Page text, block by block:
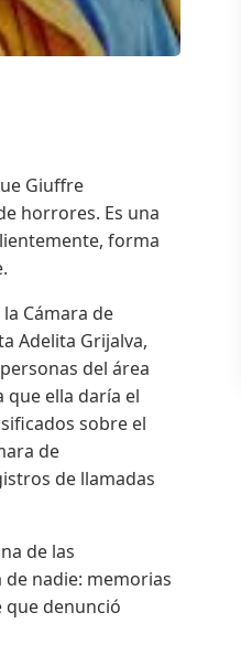
Giuffre
horrores. Es una
forma
Cámara de
Adelita Grijalva,
del área
que ella daría el
sobre el
de
de llamadas
de las
de nadie: memorias
que denunció